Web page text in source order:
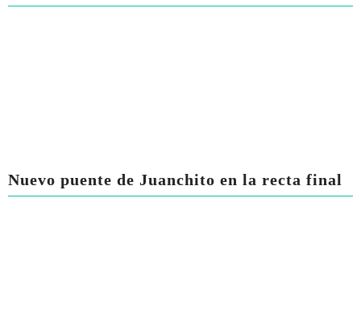
Nuevo puente de Juanchito en la recta final